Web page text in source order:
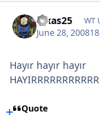
luxas25 WT
June 28, 2008
Hayır hayır hayır
Quote